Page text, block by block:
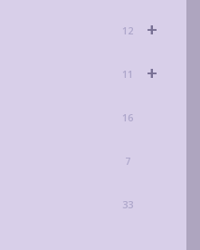
+
12
+
11
16
7
33